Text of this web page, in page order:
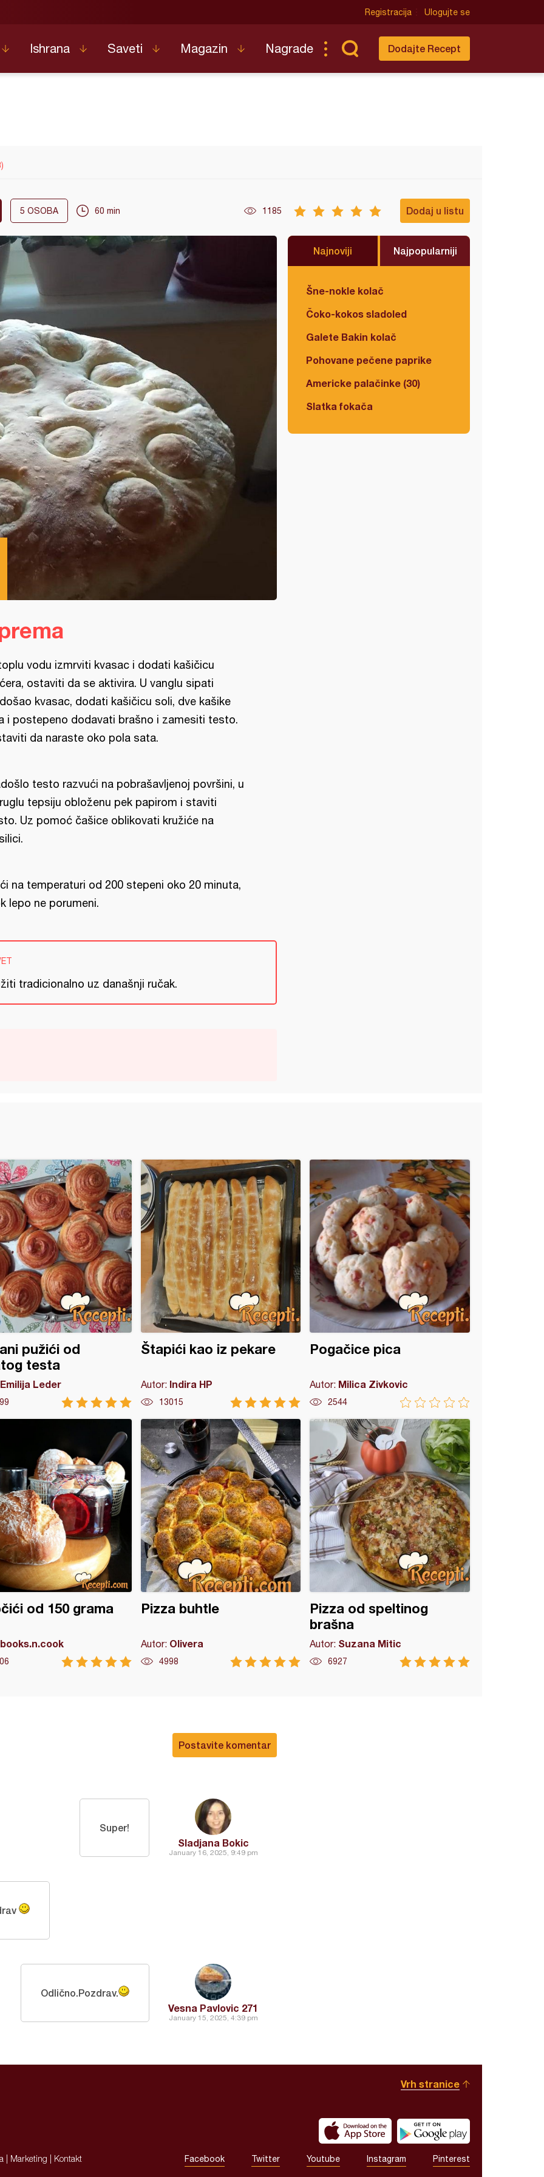
Registracija Ulogujte se
Ishrana Saveti Magazin Nagrade Dodajte Recept
5 OSOBA 60 min 1185 Dodaj u listu
Najnoviji Najpopularniji
Šne-nokle kolač
Čoko-kokos sladoled
Galete Bakin kolač
Pohovane pečene paprike
Americke palačinke (30)
Slatka fokača
vodu izmrviti kvasac i dodati kašičicu
ostaviti da se aktivira. U vanglu sipati
kvasac, dodati kašičicu soli, dve kašike
i postepeno dodavati brašno i zamesiti testo.
da naraste oko pola sata.
testo razvući na pobrašavljenoj površini, u
tepsiju obloženu pek papirom i staviti
Uz pomoć čašice oblikovati kružiće na
na temperaturi od 200 stepeni oko 20 minuta,
lepo ne porumeni.
tradicionalno uz današnji ručak.
pužići od
testa
Emilija Leder
Štapići kao iz pekare
Autor: Indira HP
13015
Pogačice pica
Autor: Milica Zivkovic
2544
od 150 grama
books.n.cook
Pizza buhtle
Autor: Olivera
4998
Pizza od speltinog
brašna
Autor: Suzana Mitic
6927
Postavite komentar
Sladjana Bokic
January 16, 2025, 9:49 pm
Super!
Vesna Pavlovic 271
January 15, 2025, 4:39 pm
Odlično.Pozdrav.
Vrh stranice
Marketing Kontakt Facebook Twitter Youtube Instagram Pinterest